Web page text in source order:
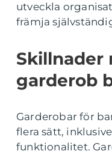
utveckla
främja
Skillnader
garderob
Garderobar för
flera sätt,
funktionalitet.